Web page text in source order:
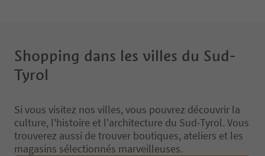
Shopping dans les villes du Sud-
Tyrol
Si vous visitez nos villes, vous pouvrez découvrir la
culture, l'histoire et l'architecture du Sud-Tyrol. Vous
trouverez aussi de trouver boutiques, ateliers et les
magasins sélectionnés marveilleuses.